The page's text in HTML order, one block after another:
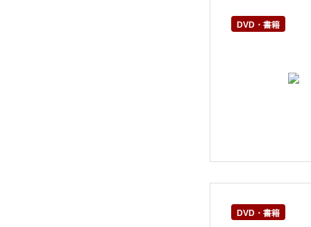
DVD・書籍
DVD・書籍